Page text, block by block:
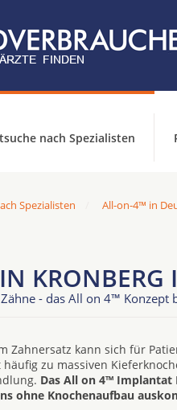
nach Spezialisten
Spezialisten All-on-4™ in
KRONBERG
- das All on 4™ Konzept
Zahnersatz kann sich für
zu massiven
Das All on 4™ Implantat
ohne Knochenaufbau